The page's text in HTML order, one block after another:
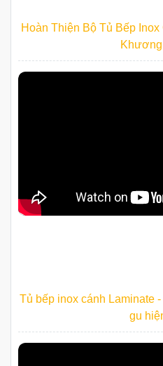
Hoàn Thiện Bộ Tủ Bếp
Tủ bếp inox cánh Laminate
gu